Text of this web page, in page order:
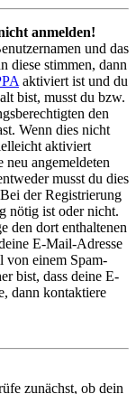
anmelden!
und das
diese stimmen, dann
aktiviert ist und du
bist, musst du bzw.
den
Wenn dies nicht
aktiviert
neu angemeldeten
musst du dies
der Registrierung
nötig ist oder nicht.
den dort enthaltenen
E-Mail-Adresse
von einem Spam-
bist, dass deine E-
dann kontaktiere
zunächst, ob dein